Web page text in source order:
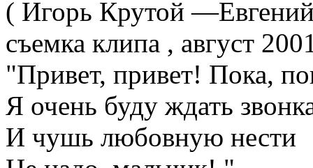
( Игорь Крутой
съемка клипа , август
"Привет, привет! Пока,
Я очень буду ждать
И чушь любовную нести